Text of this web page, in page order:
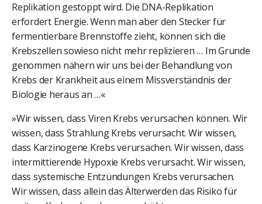
Replikation gestoppt wird. Die DNA-Replikation
erfordert Energie. Wenn man aber den Stecker für
fermentierbare Brennstoffe zieht, können sich die
Krebszellen sowieso nicht mehr replizieren … Im Grunde
genommen nähern wir uns bei der Behandlung von
Krebs der Krankheit aus einem Missverständnis der
Biologie heraus an …«
»Wir wissen, dass Viren Krebs verursachen können. Wir
wissen, dass Strahlung Krebs verursacht. Wir wissen,
dass Karzinogene Krebs verursachen. Wir wissen, dass
intermittierende Hypoxie Krebs verursacht. Wir wissen,
dass systemische Entzündungen Krebs verursachen.
Wir wissen, dass allein das Älterwerden das Risiko für